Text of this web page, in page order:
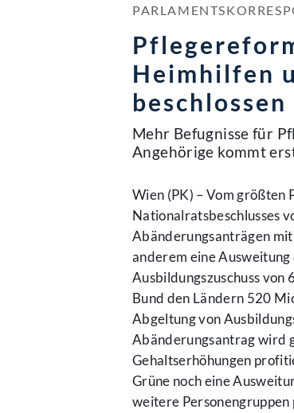
Heimhilfen
beschlossen
Mehr Befugnisse für
Angehörige kommt
Wien (PK) – Vom größten
Nationalratsbeschlusses
Abänderungsanträgen
anderem eine
Ausbildungszuschuss von
Bund den Ländern 520
Abgeltung von
Abänderungsantrag wird
Gehaltserhöhungen
Grüne noch eine
weitere Personengruppen